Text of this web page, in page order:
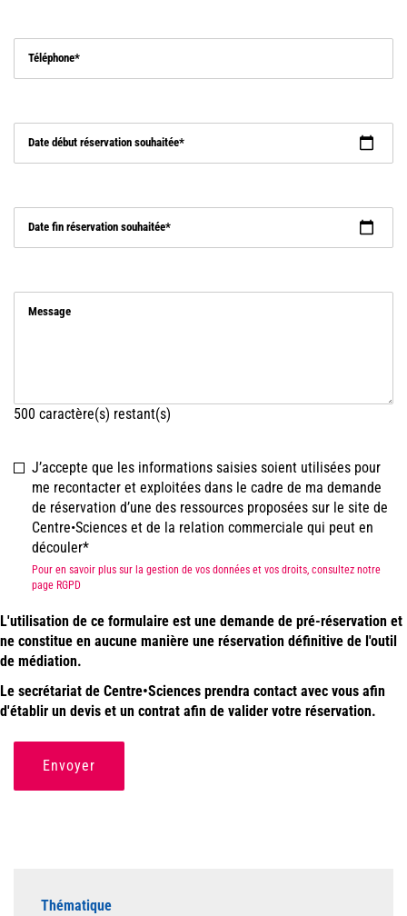
Téléphone
Date début réservation souhaitée
Date fin réservation souhaitée
Message
500 caractère(s) restant(s)
J’accepte que les informations saisies soient utilisées pour
me recontacter et exploitées dans le cadre de ma demande
de réservation d’une des ressources proposées sur le site de
Centre•Sciences et de la relation commerciale qui peut en
découler
Pour en savoir plus sur la gestion de vos données et vos droits, consultez notre
page RGPD
L'utilisation de ce formulaire est une demande de pré-réservation et
ne constitue en aucune manière une réservation définitive de l'outil
de médiation.
Le secrétariat de Centre•Sciences prendra contact avec vous afin
d'établir un devis et un contrat afin de valider votre réservation.
Envoyer
Thématique